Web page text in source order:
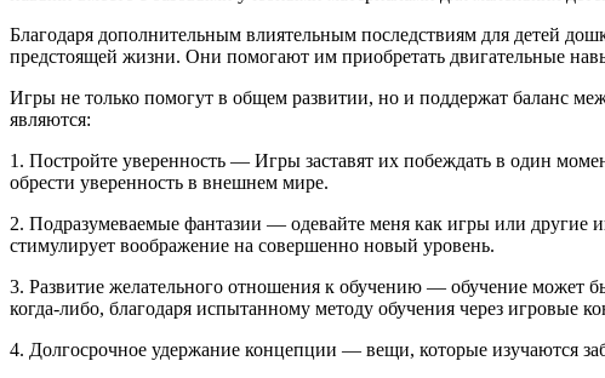
Благодаря дополнительным влиятельным последствиям для детей
предстоящей жизни. Они помогают им приобретать двигательные
Игры не только помогут в общем развитии, но и поддержат баланс
являются:
1. Постройте уверенность — Игры заставят их побеждать в один
обрести уверенность в внешнем мире.
2. Подразумеваемые фантазии — одевайте меня как игры или другие
стимулирует воображение на совершенно новый уровень.
3. Развитие желательного отношения к обучению — обучение может
когда-либо, благодаря испытанному методу обучения через игровые
4. Долгосрочное удержание концепции — вещи, которые изучаются